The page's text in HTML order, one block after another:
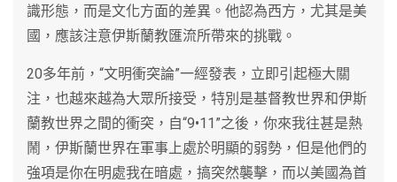
識形態，而是文化方面的差異。他認為西方，尤其是美
國，應該注意伊斯蘭教匯流所帶來的挑戰。
20多年前，“文明衝突論”一經發表，立即引起極大關
注，也越來越為大眾所接受，特別是基督教世界和伊斯
蘭教世界之間的衝突，自“9•11”之後，你來我往甚是熱
鬧，伊斯蘭世界在軍事上處於明顯的弱勢，但是他們的
強項是你在明處我在暗處，搞突然襲擊，而以美國為首